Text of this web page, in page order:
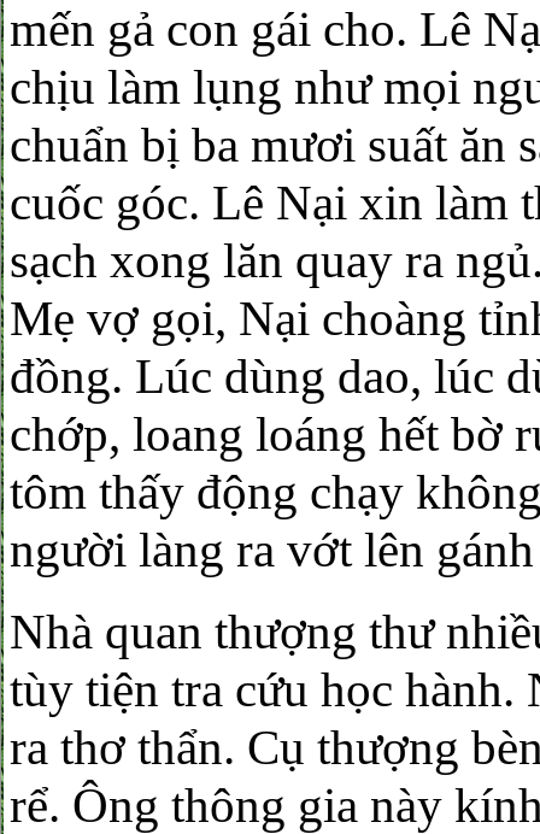
mến gả con gái cho. Lê
chịu làm lụng như mọi
chuẩn bị ba mươi suất ăn
cuốc góc. Lê Nại xin làm
sạch xong lăn quay ra
Mẹ vợ gọi, Nại choàng
đồng. Lúc dùng dao, lúc
chớp, loang loáng hết bờ
tôm thấy động chạy
người làng ra vớt lên
Nhà quan thượng thư
tùy tiện tra cứu học
ra thơ thẩn. Cụ thượng
rể. Ông thông gia này